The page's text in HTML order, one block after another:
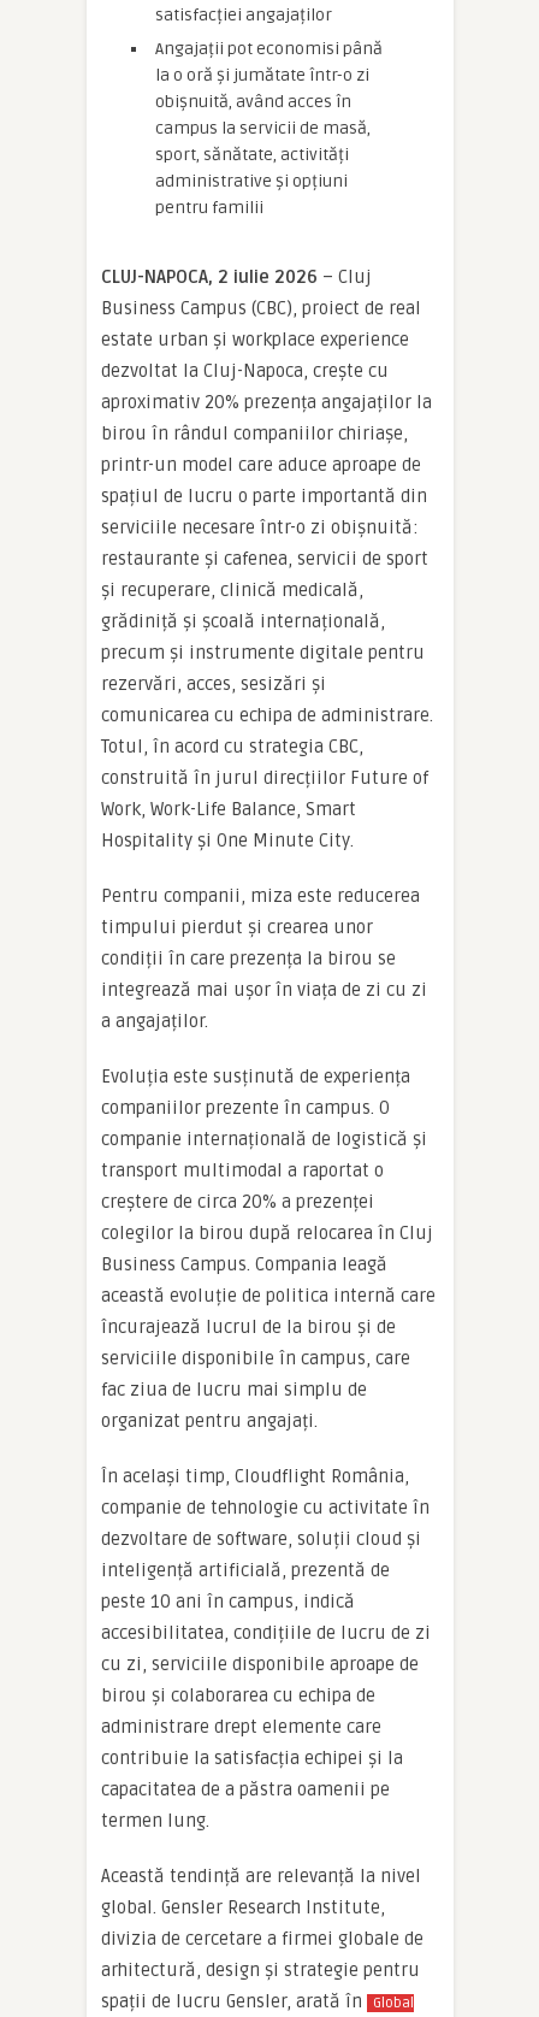
satisfacției angajaților
Angajații pot economisi până
la o oră și jumătate într-o zi
obișnuită, având acces în
campus la servicii de masă,
sport, sănătate, activități
administrative și opțiuni
pentru familii
CLUJ-NAPOCA, 2 iulie 2026 – Cluj
Business Campus (CBC), proiect de real
estate urban și workplace experience
dezvoltat la Cluj-Napoca, crește cu
aproximativ 20% prezența angajaților la
birou în rândul companiilor chiriașe,
printr-un model care aduce aproape de
spațiul de lucru o parte importantă din
serviciile necesare într-o zi obișnuită:
restaurante și cafenea, servicii de sport
și recuperare, clinică medicală,
grădiniță și școală internațională,
precum și instrumente digitale pentru
rezervări, acces, sesizări și
comunicarea cu echipa de administrare.
Totul, în acord cu strategia CBC,
construită în jurul direcțiilor Future of
Work, Work-Life Balance, Smart
Hospitality și One Minute City.
Pentru companii, miza este reducerea
timpului pierdut și crearea unor
condiții în care prezența la birou se
integrează mai ușor în viața de zi cu zi
a angajaților.
Evoluția este susținută de experiența
companiilor prezente în campus. O
companie internațională de logistică și
transport multimodal a raportat o
creștere de circa 20% a prezenței
colegilor la birou după relocarea în Cluj
Business Campus. Compania leagă
această evoluție de politica internă care
încurajează lucrul de la birou și de
serviciile disponibile în campus, care
fac ziua de lucru mai simplu de
organizat pentru angajați.
În același timp, Cloudflight România,
companie de tehnologie cu activitate în
dezvoltare de software, soluții cloud și
inteligență artificială, prezentă de
peste 10 ani în campus, indică
accesibilitatea, condițiile de lucru de zi
cu zi, serviciile disponibile aproape de
birou și colaborarea cu echipa de
administrare drept elemente care
contribuie la satisfacția echipei și la
capacitatea de a păstra oamenii pe
termen lung.
Această tendință are relevanță la nivel
global. Gensler Research Institute,
divizia de cercetare a firmei globale de
arhitectură, design și strategie pentru
spații de lucru Gensler, arată în
Global